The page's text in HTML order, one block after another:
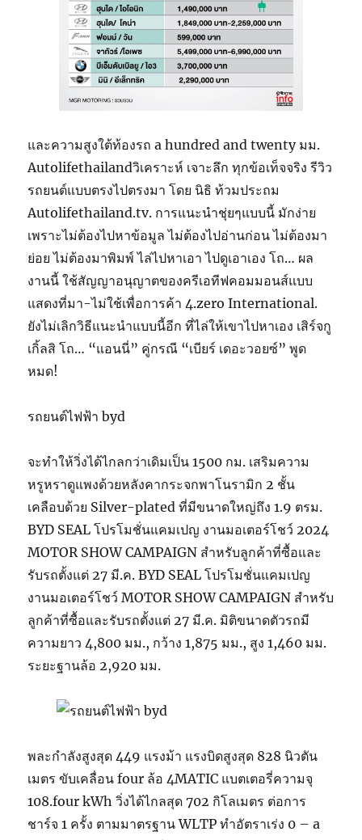
และความสูงใต้ท้องรถ a hundred and twenty มม.
Autolifethailandวิเคราะห์ เจาะลึก ทุกข้อเท็จจริง รีวิว
รถยนต์แบบตรงไปตรงมา โดย นิธิ ท้วมประถม
Autolifethailand.tv. การแนะนำชุ่ยๆแบบนี้ มักง่าย
เพราะไม่ต้องไปหาข้อมูล ไม่ต้องไปอ่านก่อน ไม่ต้องมา
ย่อย ไม่ต้องมาพิมพ์ ไล่ไปหาเอา ไปดูเอาเอง โถ… ผล
งานนี้ ใช้สัญญาอนุญาตของครีเอทีฟคอมมอนส์แบบ
แสดงที่มา-ไม่ใช้เพื่อการค้า 4.zero International.
ยังไม่เลิกวิธีแนะนำแบบนี้อีก ที่ไล่ให้เขาไปหาเอง เสิร์จกู
เกิ้ลสิ โถ… “แอนนี่” คู่กรณี “เบียร์ เดอะวอยซ์” พูด
หมด!
รถยนต์ไฟฟ้า byd
จะทำให้วิ่งได้ไกลกว่าเดิมเป็น 1500 กม. เสริมความ
หรูหราดูแพงด้วยหลังคากระจกพาโนรามิก 2 ชั้น
เคลือบด้วย Silver-plated ที่มีขนาดใหญ่ถึง 1.9 ตรม.
BYD SEAL โปรโมชั่นแคมเปญ งานมอเตอร์โชว์ 2024
MOTOR SHOW CAMPAIGN สำหรับลูกค้าที่ซื้อและ
รับรถตั้งแต่ 27 มี.ค. BYD SEAL โปรโมชั่นแคมเปญ
งานมอเตอร์โชว์ MOTOR SHOW CAMPAIGN สำหรับ
ลูกค้าที่ซื้อและรับรถตั้งแต่ 27 มี.ค. มิติขนาดตัวรถมี
ความยาว 4,800 มม., กว้าง 1,875 มม., สูง 1,460 มม.
ระยะฐานล้อ 2,920 มม.
พละกำลังสูงสุด 449 แรงม้า แรงบิดสูงสุด 828 นิวตัน
เมตร ขับเคลื่อน four ล้อ 4MATIC แบตเตอรี่ความจุ
108.four kWh วิ่งได้ไกลสุด 702 กิโลเมตร ต่อการ
ชาร์จ 1 ครั้ง ตามมาตรฐาน WLTP ทำอัตราเร่ง 0 – a